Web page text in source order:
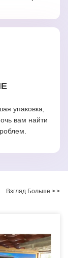
упаковка,
вам найти
Взгляд Больше >>